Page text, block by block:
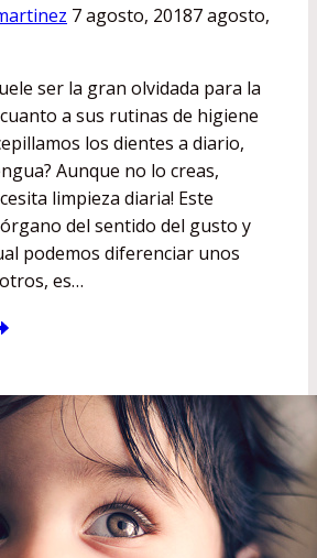
7 agosto, 20187 agosto,
ser la gran olvidada para la
a sus rutinas de higiene
los dientes a diario,
Aunque no lo creas,
limpieza diaria! Este
del sentido del gusto y
podemos diferenciar unos
es…